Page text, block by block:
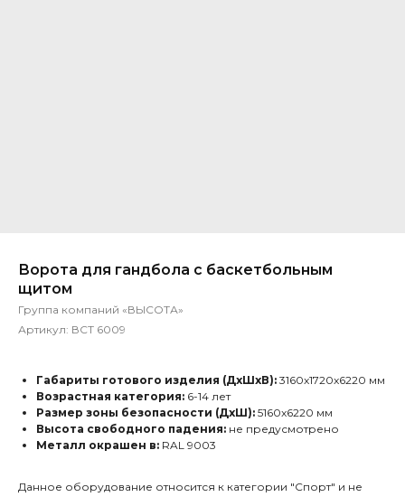
Ворота для гандбола с баскетбольным
щитом
Группа компаний «ВЫСОТА»
Артикул: ВСТ 6009
Габариты готового изделия (ДхШхВ): 3160x1720x6220 мм
Возрастная категория: 6-14 лет
Размер зоны безопасности (ДхШ): 5160x6220 мм
Высота свободного падения: не предусмотрено
Металл окрашен в: RAL 9003
Данное оборудование относится к категории "Спорт" и не